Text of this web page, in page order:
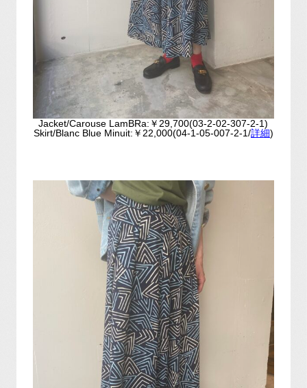
Jacket/Carouse LamBRa:￥29,700(03-2-02-307-2-1)
Skirt/Blanc Blue Minuit:￥22,000(04-1-05-007-2-1/詳細)